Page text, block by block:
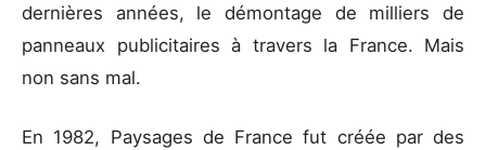
dernières années, le démontage de milliers de
panneaux publicitaires à travers la France. Mais
non sans mal.
En 1982, Paysages de France fut créée par des